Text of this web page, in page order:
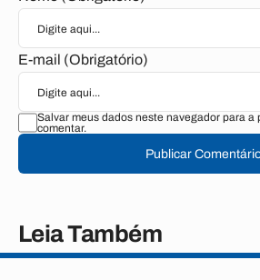
E-mail (Obrigatório)
Salvar meus dados neste navegador para a
comentar.
Publicar
Leia Também